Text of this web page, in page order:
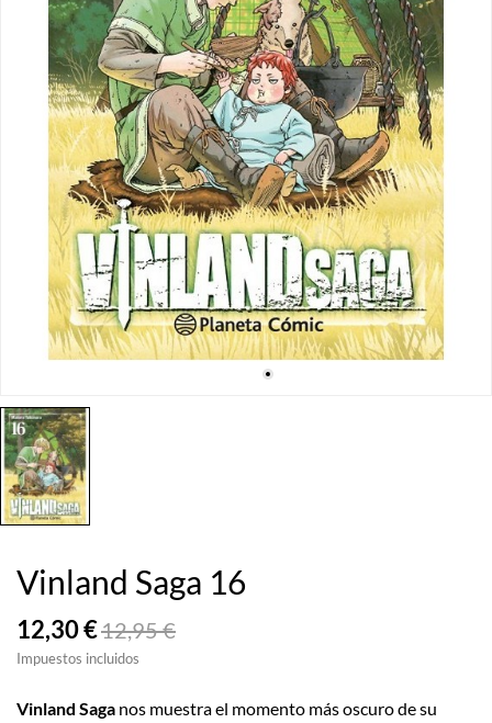
Vinland Saga 16
12,30 €12,95 €
Impuestos incluidos
Vinland Saga nos muestra el momento más oscuro de su